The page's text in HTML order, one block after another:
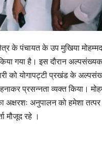
के पंचायत के उप मुखिया
गया है। इस दौरान
को योगापट्टी प्रखंड के
प्रसन्नता व्यक्त किया।
का अक्षरशः अनुपालन को हमेशा
मौजूद रहे ।